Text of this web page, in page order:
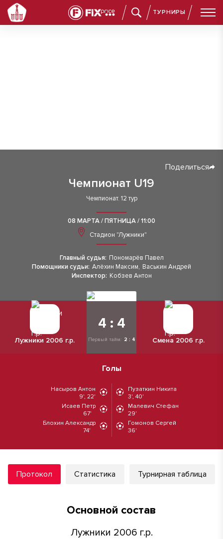
ТУРНИРЫ
Чемпионат U19
Поделиться
Чемпионат. 12 тур
08 МАРТА / ПЯТНИЦА / 11:00
Стадион "Лужники"
Главный судья: Пономарёв Павел
Помощники судьи: Алёхин Максим, Васькин Андрей
Инспектор: Кобзев Антон
Лужники 2006 г.р.
4 : 4
Первый тайм: 2 : 4 Смена 2006 г.р.
Голы
Насыров Антон
9', 22'
Исаев Петр
67'
Блохин Александр
74'
Пузаткин Никита
3', 40'
Малевич Стефан
29'
Гомонов Сергей
36'
Протокол Статистика Турнирная таблица
Основной состав
Лужники 2006 г.р.